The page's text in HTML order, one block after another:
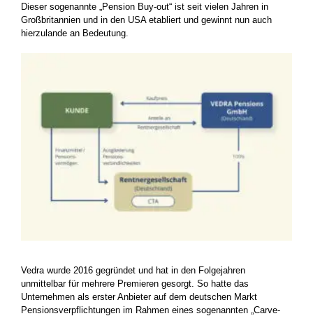
Dieser sogenannte „Pension Buy-out“ ist seit vielen Jahren in
Großbritannien und in den USA etabliert und gewinnt nun auch
hierzulande an Bedeutung.
Vedra wurde 2016 gegründet und hat in den Folgejahren
unmittelbar für mehrere Premieren gesorgt. So hatte das
Unternehmen als erster Anbieter auf dem deutschen Markt
Pensionsverpflichtungen im Rahmen eines sogenannten „Carve-